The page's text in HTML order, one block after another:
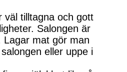
väl tilltagna och gott
Salongen är
Lagar mat gör man
eller uppe i